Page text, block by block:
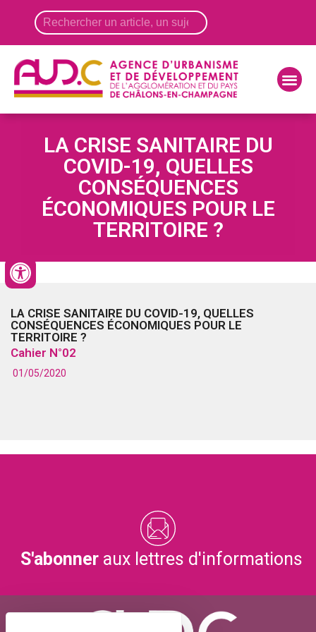
LA CRISE SANITAIRE DU
COVID-19, QUELLES
CONSÉQUENCES
ÉCONOMIQUES POUR LE
TERRITOIRE ?
LA CRISE SANITAIRE DU COVID-19, QUELLES
CONSÉQUENCES ÉCONOMIQUES POUR LE
TERRITOIRE ?
Cahier N°02
01/05/2020
S'abonner aux lettres d'informations
Panneau de gestion des cookies